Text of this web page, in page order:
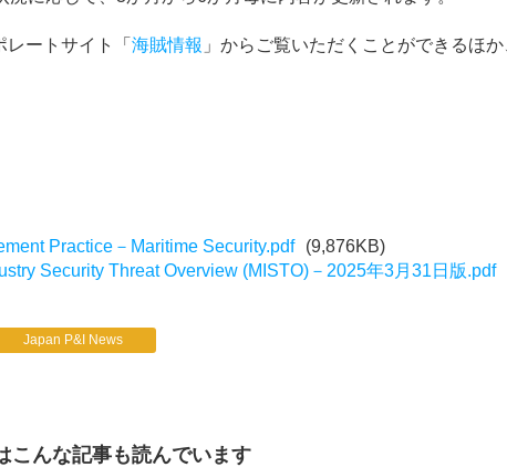
ートサイト「 海賊情報 」からご覧いただくことができるほか
Practice－Maritime Security.pdf
(9,876KB)
Security Threat Overview (MISTO)－2025年3月31日版.pdf
Japan P&I News
こんな記事も読んでいます